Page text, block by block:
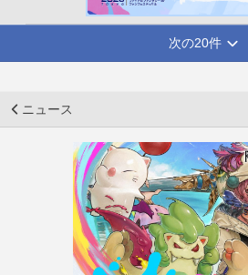
次の20件
ニュース